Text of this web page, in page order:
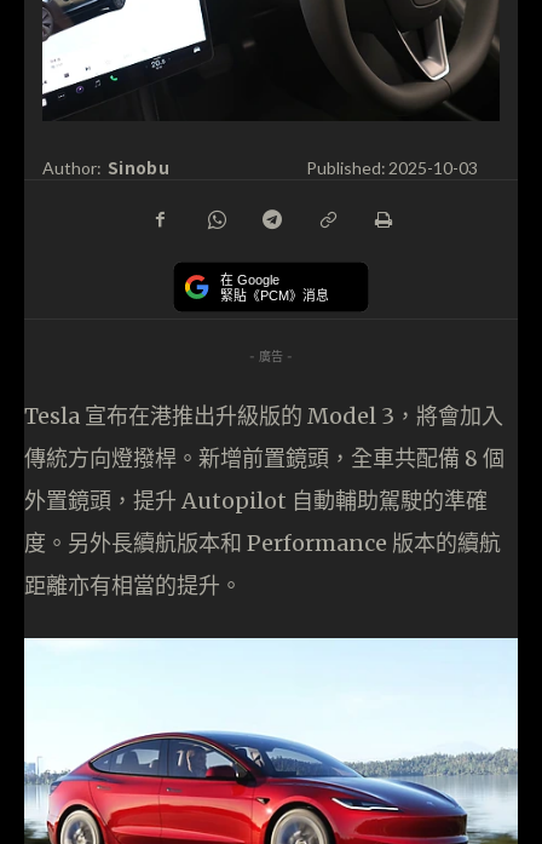
Author: Sinobu Published:2025-10-03
在 Google
緊貼《PCM》消息
- 廣告 -
Tesla 宣布在港推出升級版的 Model 3，將會加入
傳統方向燈撥桿。新增前置鏡頭，全車共配備 8 個
外置鏡頭，提升 Autopilot 自動輔助駕駛的準確
度。另外長續航版本和 Performance 版本的續航
距離亦有相當的提升。